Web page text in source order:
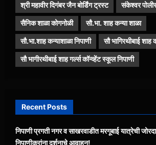
श्री महावीर दिगंबर जैन बोर्डिंग ट्रस्ट संकेश्वर
सैनिक शाळा कोगनोळी सौ.भा. शाह कन्या शाळा
सौ.भा.शाह कन्याशाळा निपाणी सौ भागिरथीबाई शाह
सौ भागीरथीबाई शाह गर्ल्स कॉन्व्हेंट स्कूल निपाणी
Recent Posts
निपाणी प्रगती नगर व साखरवाडीत मरगूबाई यात्रेची
निपाणीकरांना दर्शनाचे आवाहन!